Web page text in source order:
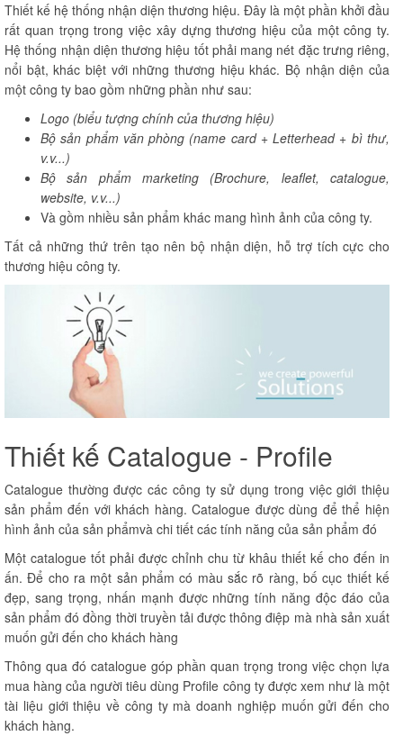
Thiết kế hệ thống nhận diện thương hiệu. Đây là một phần khởi đầu
rất quan trọng trong việc xây dựng thương hiệu của một công ty.
Hệ thống nhận diện thương hiệu tốt phải mang nét đặc trưng riêng,
nổi bật, khác biệt với những thương hiệu khác. Bộ nhận diện của
một công ty bao gồm những phần như sau:
Logo (biểu tượng chính của thương hiệu)
Bộ sản phẩm văn phòng (name card + Letterhead + bì thư,
v.v...)
Bộ sản phẩm marketing (Brochure, leaflet, catalogue,
website, v.v...)
Và gồm nhiều sản phẩm khác mang hình ảnh của công ty.
Tất cả những thứ trên tạo nên bộ nhận diện, hỗ trợ tích cực cho
thương hiệu công ty.
Thiết kế Catalogue - Profile
Catalogue thường được các công ty sử dụng trong việc giới thiệu
sản phẩm đến với khách hàng. Catalogue được dùng để thể hiện
hình ảnh của sản phẩmvà chi tiết các tính năng của sản phẩm đó
Một catalogue tốt phải được chỉnh chu từ khâu thiết kế cho đến in
ấn. Để cho ra một sản phẩm có màu sắc rõ ràng, bố cục thiết kế
đẹp, sang trọng, nhấn mạnh được những tính năng độc đáo của
sản phẩm đó đồng thời truyền tải được thông điệp mà nhà sản xuất
muốn gửi đến cho khách hàng
Thông qua đó catalogue góp phần quan trọng trong việc chọn lựa
mua hàng của người tiêu dùng Profile công ty được xem như là một
tài liệu giới thiệu về công ty mà doanh nghiệp muốn gửi đến cho
khách hàng.